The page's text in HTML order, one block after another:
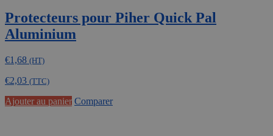
Protecteurs pour Piher Quick Pal
Aluminium
€1,68 (HT)
€2,03 (TTC)
Ajouter au panier Comparer